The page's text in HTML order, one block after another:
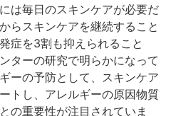
は毎日のスキンケアが必要だ
らスキンケアを継続すること
症を3割も抑えられること
ターの研究で明らかになって
ーの予防として、スキンケア
トし、アレルギーの原因物質
の重要性が注目されていま